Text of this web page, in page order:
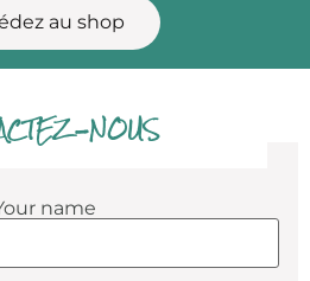
au shop
NOUS
name